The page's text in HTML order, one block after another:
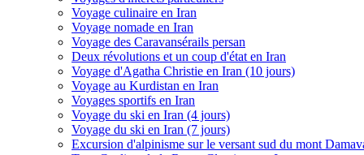
Voyage culinaire en Iran
Voyage nomade en Iran
Voyage des Caravansérails persan
Deux révolutions et un coup d'état en Iran
Voyage d'Agatha Christie en Iran (10 jours)
Voyage au Kurdistan en Iran
Voyages sportifs en Iran
Voyage du ski en Iran (4 jours)
Voyage du ski en Iran (7 jours)
Excursion d'alpinisme sur le versant sud du mont